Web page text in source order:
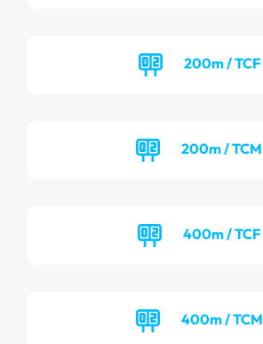
200m / TCF
200m / TCM
400m / TCF
400m / TCM